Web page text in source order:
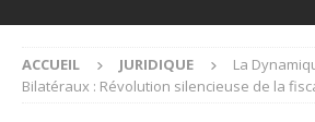
ACCUEIL JURIDIQUE
La
Bilatéraux : Révolution silencieuse de la